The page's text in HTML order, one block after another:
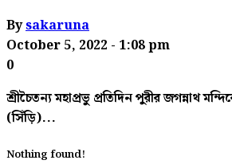
Bysakaruna
October 5, 2022 - 1:08 pm
0
শ্রীচৈতন্য মহাপ্রভু প্রতিদিন পুরীর জগন্নাথ
(সিঁড়ি)...
Nothing found!